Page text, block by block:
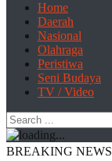
Home
Daerah
Nasional
Olahraga
Peristiwa
Seni Budaya
TV / Video
BREAKING NEWS